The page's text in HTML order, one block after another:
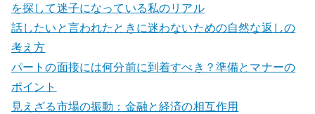
を探して迷子になっている私のリアル
話したいと言われたときに迷わないための自然な返しの
考え方
パートの面接には何分前に到着すべき？準備とマナーの
ポイント
見えざる市場の振動：金融と経済の相互作用